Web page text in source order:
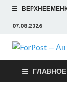
ВЕРХНЕЕ
07.08.2026